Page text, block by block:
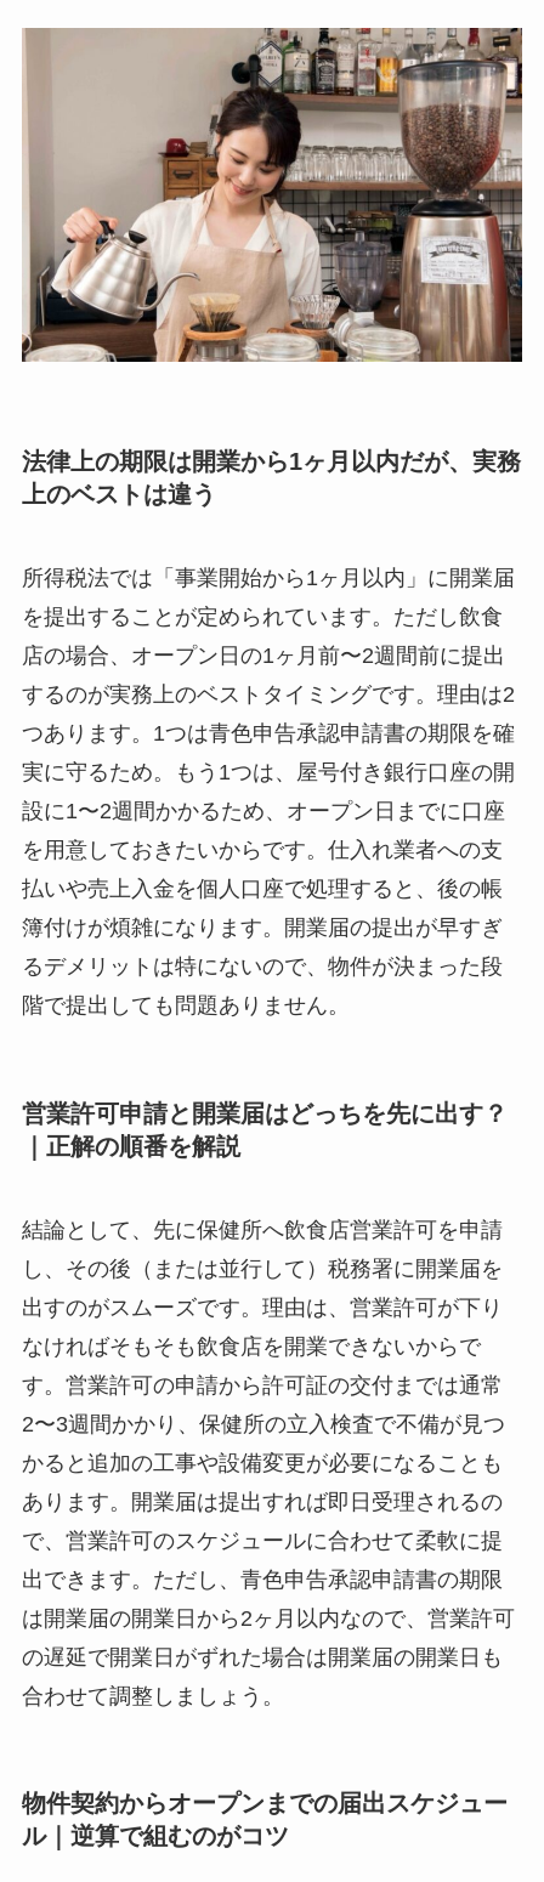
法律上の期限は開業から1ヶ月以内だが、実務
上のベストは違う
所得税法では「事業開始から1ヶ月以内」に開業届
を提出することが定められています。ただし飲食
店の場合、オープン日の1ヶ月前〜2週間前に提出
するのが実務上のベストタイミングです。理由は2
つあります。1つは青色申告承認申請書の期限を確
実に守るため。もう1つは、屋号付き銀行口座の開
設に1〜2週間かかるため、オープン日までに口座
を用意しておきたいからです。仕入れ業者への支
払いや売上入金を個人口座で処理すると、後の帳
簿付けが煩雑になります。開業届の提出が早すぎ
るデメリットは特にないので、物件が決まった段
階で提出しても問題ありません。
営業許可申請と開業届はどっちを先に出す？
｜正解の順番を解説
結論として、先に保健所へ飲食店営業許可を申請
し、その後（または並行して）税務署に開業届を
出すのがスムーズです。理由は、営業許可が下り
なければそもそも飲食店を開業できないからで
す。営業許可の申請から許可証の交付までは通常
2〜3週間かかり、保健所の立入検査で不備が見つ
かると追加の工事や設備変更が必要になることも
あります。開業届は提出すれば即日受理されるの
で、営業許可のスケジュールに合わせて柔軟に提
出できます。ただし、青色申告承認申請書の期限
は開業届の開業日から2ヶ月以内なので、営業許可
の遅延で開業日がずれた場合は開業届の開業日も
合わせて調整しましょう。
物件契約からオープンまでの届出スケジュー
ル｜逆算で組むのがコツ